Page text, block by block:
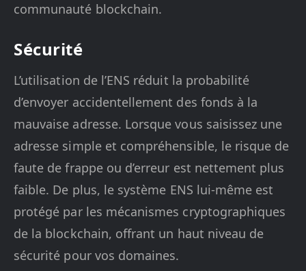
communauté blockchain.
Sécurité
L’utilisation de l’ENS réduit la probabilité
d’envoyer accidentellement des fonds à la
mauvaise adresse. Lorsque vous saisissez une
adresse simple et compréhensible, le risque de
faute de frappe ou d’erreur est nettement plus
faible. De plus, le système ENS lui-même est
protégé par les mécanismes cryptographiques
de la blockchain, offrant un haut niveau de
sécurité pour vos domaines.